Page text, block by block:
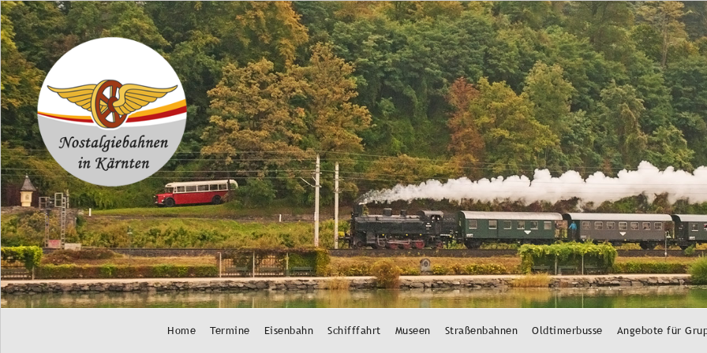
Home Termine Eisenbahn Schifffahrt Museen Straßenbahnen Oldtimerbusse Angebote für